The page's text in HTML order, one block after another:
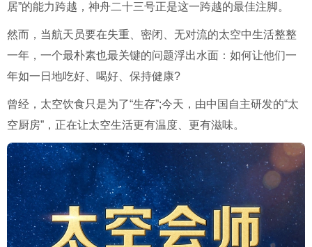
居”的能力跨越，神舟二十三号正是这一跨越的最佳注脚。
然而，当航天员要在失重、密闭、无对流的太空中生活整整
一年，一个最朴素也最关键的问题浮出水面：如何让他们一
年如一日地吃好、喝好、保持健康?
曾经，太空饮食只是为了“生存”;今天，由中国自主研发的“太
空厨房”，正在让太空生活更有温度、更有滋味。